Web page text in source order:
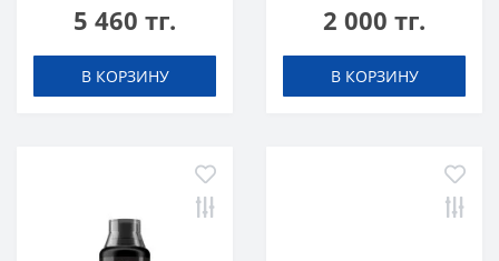
5 460 тг.
В КОРЗИНУ
2 000 тг.
В КОРЗИНУ